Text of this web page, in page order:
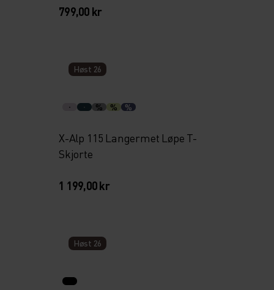
799,00 kr
Høst 26
% % %
X-Alp 115 Langermet Løpe T-
Skjorte
1 199,00 kr
Høst 26